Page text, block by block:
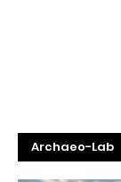
Archaeo-Lab